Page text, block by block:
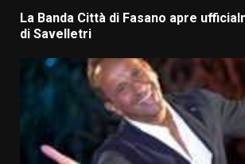
La Banda Città di Fasano apre
di Savelletri